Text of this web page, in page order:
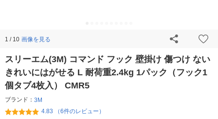
1 / 10 画像を見る
スリーエム(3M) コマンド フック 壁掛け 傷つけ ない
きれいにはがせる L 耐荷重2.4kg 1パック（フック1
個タブ4枚入） CMR5
ブランド： 3M
4.83 （6件のレビュー）